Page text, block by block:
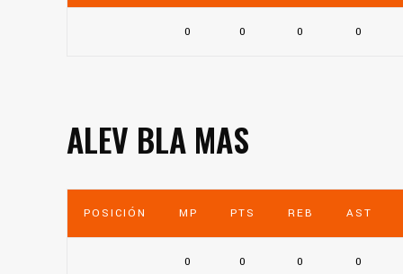
0 0 0 0
ALEV BLA MAS
POSICIÓN MP PTS REB AST
0 0 0 0